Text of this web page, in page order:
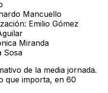
Mancuello
Emilio Gómez
Miranda
Sosa
de la media jornada.
que importa, en 60